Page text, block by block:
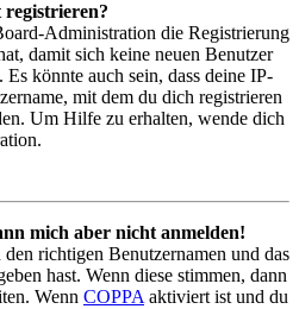
Administration die Registrierung
damit sich keine neuen Benutzer
könnte auch sein, dass deine IP-
mit dem du dich registrieren
Um Hilfe zu erhalten, wende dich
mich aber nicht anmelden!
richtigen Benutzernamen und das
hast. Wenn diese stimmen, dann
Wenn COPPA aktiviert ist und du